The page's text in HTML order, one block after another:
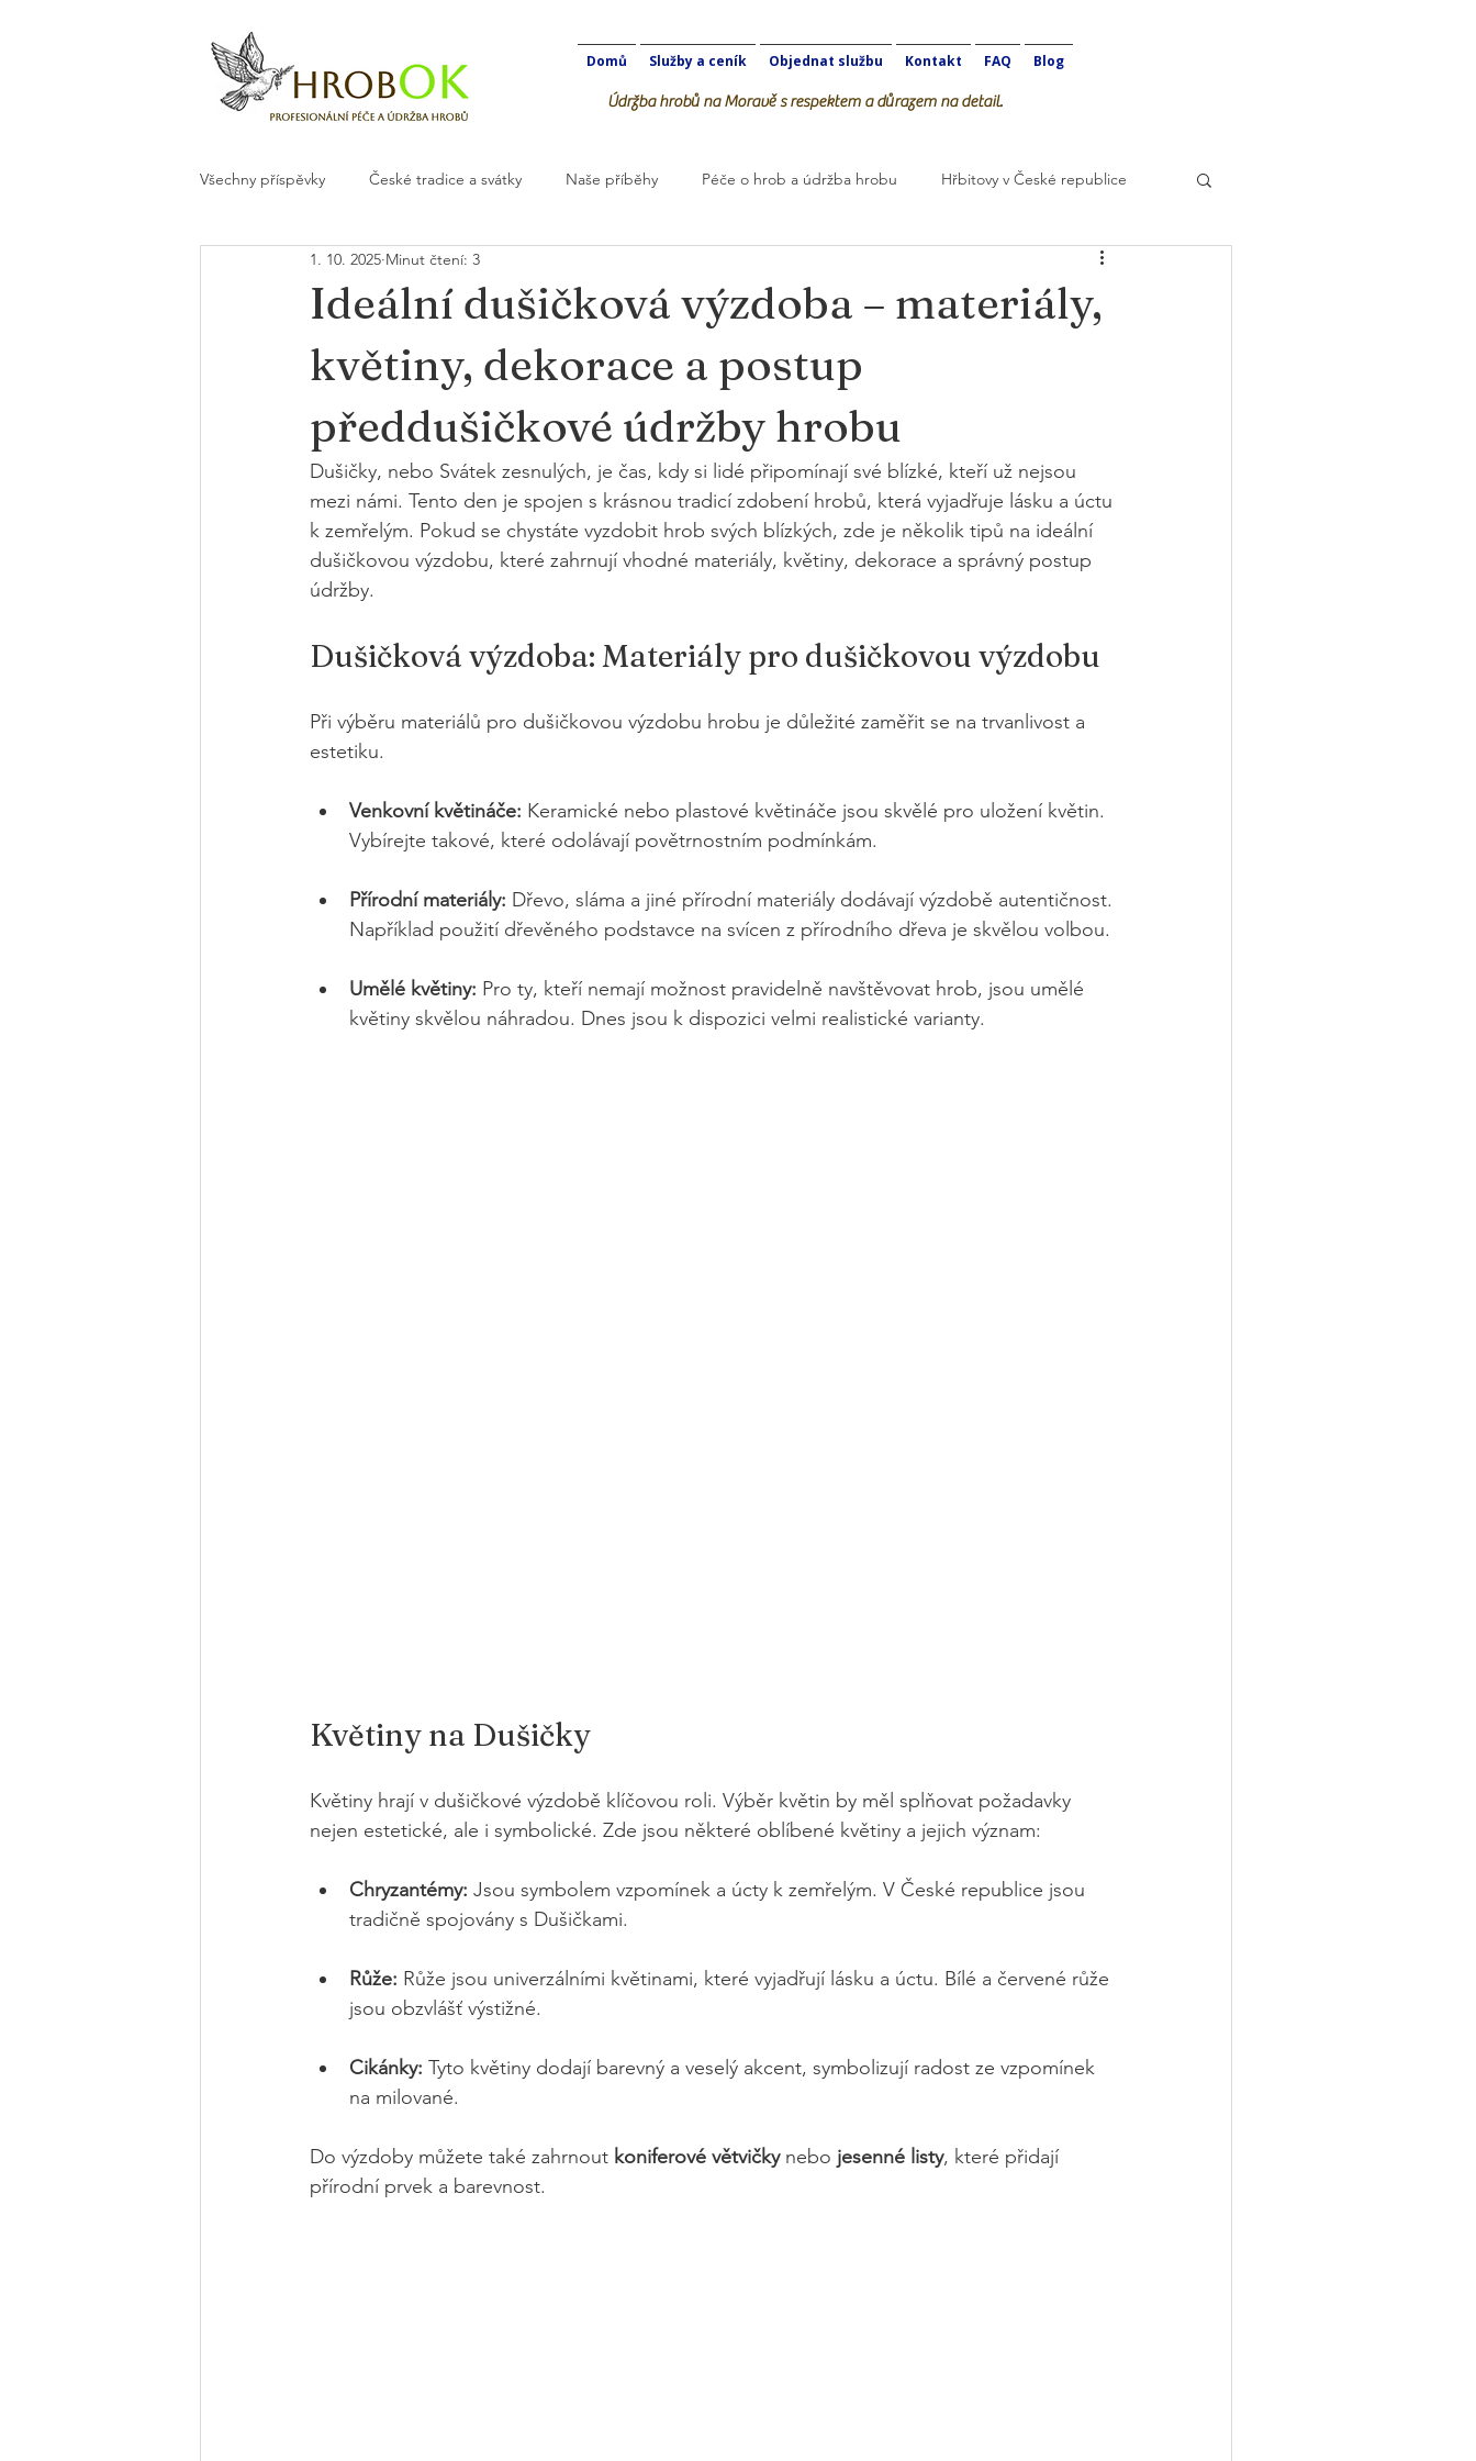
Domů Služby a ceník Objednat službu Kontakt FAQ Blog
Údržba hrobů na Moravě s respektem a důrazem na detail.
Všechny příspěvky České tradice a svátky Naše příběhy Péče o hrob a údržba hrobu Hřbitovy v České republice
Květiny a dekorace na hrob HrobOK
Ideální dušičková výzdoba – materiály,
květiny, dekorace a postup
předdušičkové údržby hrobu
1. 10. 2025 Minut čtení: 3
Dušičky, nebo Svátek zesnulých, je čas, kdy si lidé připomínají své blízké, kteří už nejsou
mezi námi. Tento den je spojen s krásnou tradicí zdobení hrobů, která vyjadřuje lásku a úctu
k zemřelým. Pokud se chystáte vyzdobit hrob svých blízkých, zde je několik tipů na ideální
dušičkovou výzdobu, které zahrnují vhodné materiály, květiny, dekorace a správný postup
údržby.
Dušičková výzdoba: Materiály pro dušičkovou výzdobu
Při výběru materiálů pro dušičkovou výzdobu hrobu je důležité zaměřit se na trvanlivost a
estetiku.
Venkovní květináče: Keramické nebo plastové květináče jsou skvělé pro uložení květin.
Vybírejte takové, které odolávají povětrnostním podmínkám.
Přírodní materiály: Dřevo, sláma a jiné přírodní materiály dodávají výzdobě autentičnost.
Například použití dřevěného podstavce na svícen z přírodního dřeva je skvělou volbou.
Umělé květiny: Pro ty, kteří nemají možnost pravidelně navštěvovat hrob, jsou umělé
květiny skvělou náhradou. Dnes jsou k dispozici velmi realistické varianty.
Květiny na Dušičky
Květiny hrají v dušičkové výzdobě klíčovou roli. Výběr květin by měl splňovat požadavky
nejen estetické, ale i symbolické. Zde jsou některé oblíbené květiny a jejich význam:
Chryzantémy: Jsou symbolem vzpomínek a úcty k zemřelým. V České republice jsou
tradičně spojovány s Dušičkami.
Růže: Růže jsou univerzálními květinami, které vyjadřují lásku a úctu. Bílé a červené růže
jsou obzvlášť výstižné.
Cikánky: Tyto květiny dodají barevný a veselý akcent, symbolizují radost ze vzpomínek
na milované.
Do výzdoby můžete také zahrnout koniferové větvičky nebo jesenné listy, které přidají
přírodní prvek a barevnost.